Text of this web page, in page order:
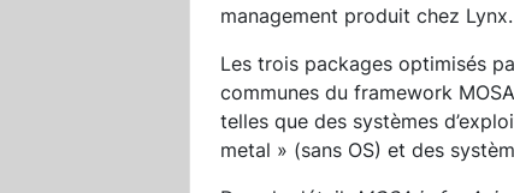
management produit chez Lynx.
Les trois packages optimisés
communes du framework
telles que des systèmes
metal » (sans OS) et des